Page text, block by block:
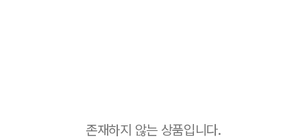
존재하지 않는 상품입니다.